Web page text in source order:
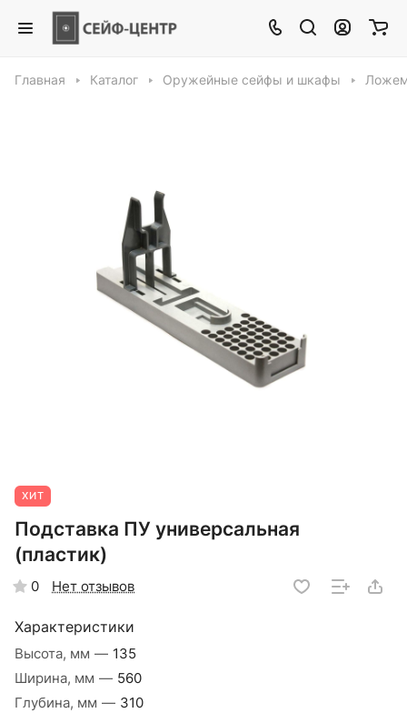
Главная Каталог Оружейные сейфы и шкафы
ХИТ
Подставка ПУ универсальная
(пластик)
0 Нет отзывов
Характеристики
Высота, мм — 135
Ширина, мм — 560
Глубина, мм — 310